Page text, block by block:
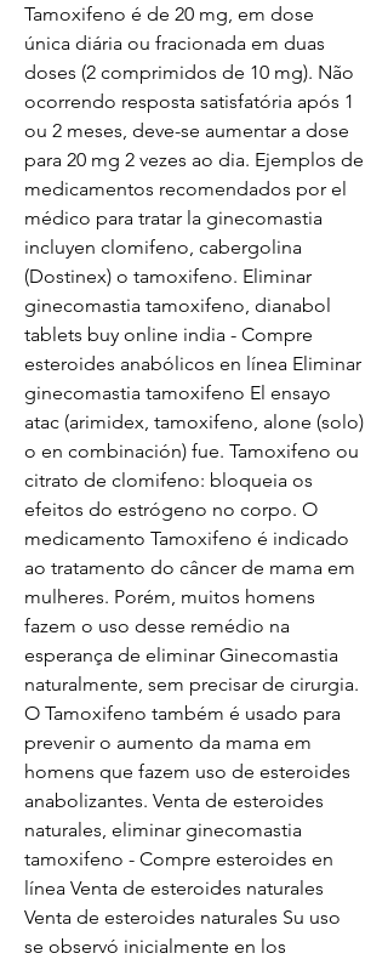
Tamoxifeno é de 20 mg, em dose
única diária ou fracionada em duas
doses (2 comprimidos de 10 mg). Não
ocorrendo resposta satisfatória após 1
ou 2 meses, deve-se aumentar a dose
para 20 mg 2 vezes ao dia. Ejemplos de
medicamentos recomendados por el
médico para tratar la ginecomastia
incluyen clomifeno, cabergolina
(Dostinex) o tamoxifeno. Eliminar
ginecomastia tamoxifeno, dianabol
tablets buy online india - Compre
esteroides anabólicos en línea Eliminar
ginecomastia tamoxifeno El ensayo
atac (arimidex, tamoxifeno, alone (solo)
o en combinación) fue. Tamoxifeno ou
citrato de clomifeno: bloqueia os
efeitos do estrógeno no corpo. O
medicamento Tamoxifeno é indicado
ao tratamento do câncer de mama em
mulheres. Porém, muitos homens
fazem o uso desse remédio na
esperança de eliminar Ginecomastia
naturalmente, sem precisar de cirurgia.
O Tamoxifeno também é usado para
prevenir o aumento da mama em
homens que fazem uso de esteroides
anabolizantes. Venta de esteroides
naturales, eliminar ginecomastia
tamoxifeno - Compre esteroides en
línea Venta de esteroides naturales
Venta de esteroides naturales Su uso
se observó inicialmente en los